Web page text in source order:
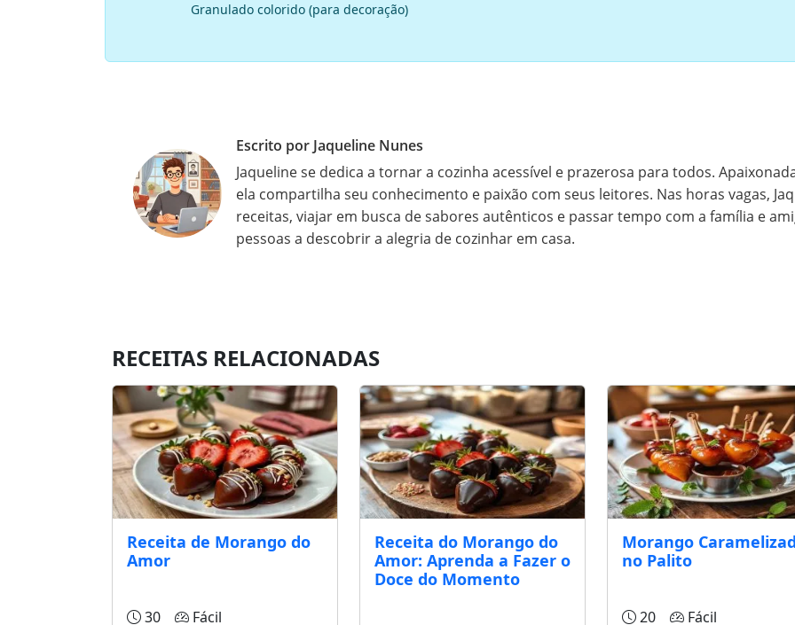
Granulado colorido (para decoração)
Escrito por Jaqueline Nunes
Jaqueline se dedica a tornar a cozinha acessível e prazerosa para todos.
ela compartilha seu conhecimento e paixão com seus leitores. Nas horas vagas,
receitas, viajar em busca de sabores autênticos e passar tempo com a família e
pessoas a descobrir a alegria de cozinhar em casa.
RECEITAS RELACIONADAS
Receita de Morango do
Amor
30 Fácil
Receita do Morango do
Amor: Aprenda a Fazer o
Doce do Momento
Morango
no Palito
20 Fácil